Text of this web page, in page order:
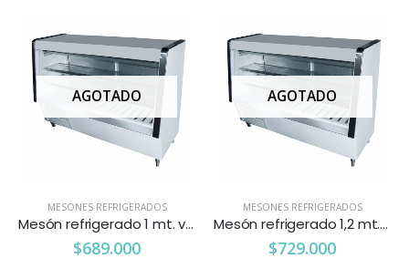
AGOTADO
MESONES REFRIGERADOS
Mesón refrigerado 1 mt. vidrio recto G&T
$689.000
AGOTADO
MESONES REFRIGERADOS
Mesón refrigerado 1,2 mt. vidrio recto G&T
$729.000